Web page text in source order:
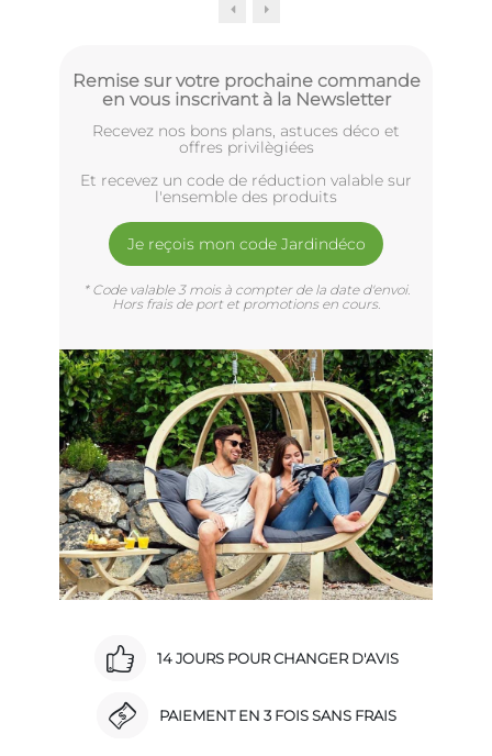
Remise sur votre prochaine commande
en vous inscrivant à la Newsletter
Recevez nos bons plans, astuces déco et
offres privilègiées
Et recevez un code de réduction valable sur
l'ensemble des produits
Je reçois mon code Jardindéco
* Code valable 3 mois à compter de la date d'envoi.
Hors frais de port et promotions en cours.
14 JOURS POUR CHANGER D'AVIS
PAIEMENT EN 3 FOIS SANS FRAIS